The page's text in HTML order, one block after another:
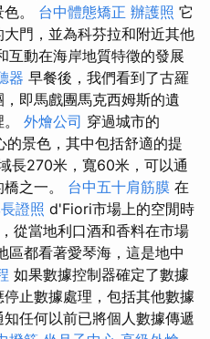
。 台中體態矯正 辦護照 它
門，並為科芬拉和附近其他
互動在海岸地質特徵的發展
器 早餐後，我們看到了古羅
即馬戲團馬克西姆斯的遺
外燴公司 穿過城市的
景色，其中包括舒適的提
長270米，寬60米，可以通
之一。 台中五十肩筋膜 在
證照 d'Fiori市場上的空閒時
從當地利口酒和香料在市場
區都看著愛琴海，這是地中
如果數據控制器確定了數據
止數據處理，包括其他數據
任何以前已將個人數據傳遞